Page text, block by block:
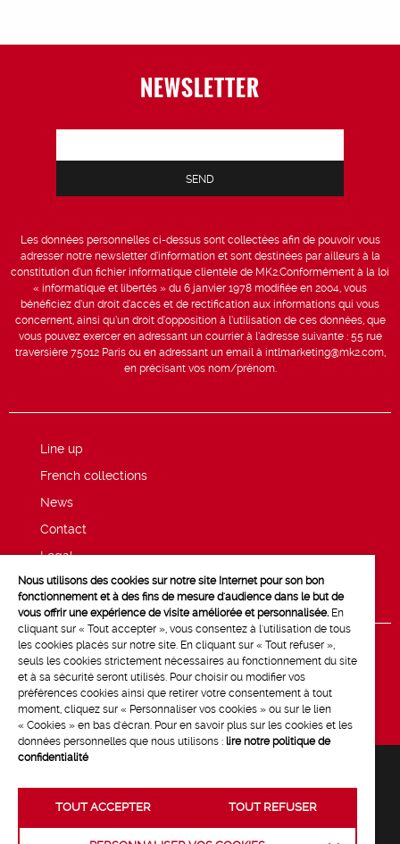
NEWSLETTER
Les données personnelles ci-dessus sont collectées afin de pouvoir vous
adresser notre newsletter d’information et sont destinées par ailleurs à la
constitution d’un fichier informatique clientèle de MK2.Conformément à la loi
« informatique et libertés » du 6 janvier 1978 modifiée en 2004, vous
bénéficiez d’un droit d’accès et de rectification aux informations qui vous
concernent, ainsi qu’un droit d’opposition à l’utilisation de ces données, que
vous pouvez exercer en adressant un courrier à l’adresse suivante : 55 rue
traversière 75012 Paris ou en adressant un email à intlmarketing@mk2.com,
en précisant vos nom/prénom.
Line up
French collections
News
Contact
Legal
Privacy and cookie policy
Nous utilisons des cookies sur notre site Internet pour son bon
fonctionnement et à des fins de mesure d'audience dans le but de
vous offrir une expérience de visite améliorée et personnalisée. En
cliquant sur « Tout accepter », vous consentez à l'utilisation de tous
les cookies placés sur notre site. En cliquant sur « Tout refuser »,
seuls les cookies strictement nécessaires au fonctionnement du site
et à sa sécurité seront utilisés. Pour choisir ou modifier vos
préférences cookies ainsi que retirer votre consentement à tout
moment, cliquez sur « Personnaliser vos cookies » ou sur le lien
« Cookies » en bas d'écran. Pour en savoir plus sur les cookies et les
données personnelles que nous utilisons : lire notre politique de
confidentialité
TOUT ACCEPTER TOUT REFUSER